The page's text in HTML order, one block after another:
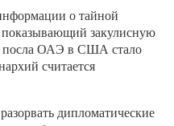
о тайной
закулисную
посла ОАЭ в США стало
считается
дипломатические